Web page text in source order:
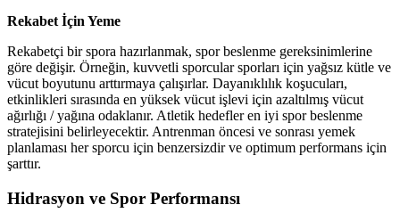
Rekabet İçin Yeme
Rekabetçi bir spora hazırlanmak, spor beslenme gereksinimlerine
göre değişir. Örneğin, kuvvetli sporcular sporları için yağsız kütle ve
vücut boyutunu arttırmaya çalışırlar. Dayanıklılık koşucuları,
etkinlikleri sırasında en yüksek vücut işlevi için azaltılmış vücut
ağırlığı / yağına odaklanır. Atletik hedefler en iyi spor beslenme
stratejisini belirleyecektir. Antrenman öncesi ve sonrası yemek
planlaması her sporcu için benzersizdir ve optimum performans için
şarttır.
Hidrasyon ve Spor Performansı